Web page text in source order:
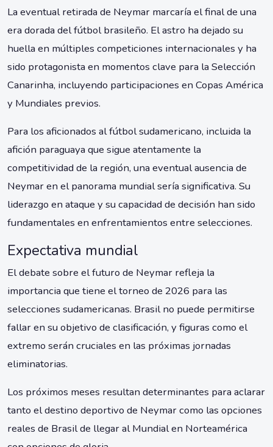
La eventual retirada de Neymar marcaría el final de una
era dorada del fútbol brasileño. El astro ha dejado su
huella en múltiples competiciones internacionales y ha
sido protagonista en momentos clave para la Selección
Canarinha, incluyendo participaciones en Copas América
y Mundiales previos.
Para los aficionados al fútbol sudamericano, incluida la
afición paraguaya que sigue atentamente la
competitividad de la región, una eventual ausencia de
Neymar en el panorama mundial sería significativa. Su
liderazgo en ataque y su capacidad de decisión han sido
fundamentales en enfrentamientos entre selecciones.
Expectativa mundial
El debate sobre el futuro de Neymar refleja la
importancia que tiene el torneo de 2026 para las
selecciones sudamericanas. Brasil no puede permitirse
fallar en su objetivo de clasificación, y figuras como el
extremo serán cruciales en las próximas jornadas
eliminatorias.
Los próximos meses resultan determinantes para aclarar
tanto el destino deportivo de Neymar como las opciones
reales de Brasil de llegar al Mundial en Norteamérica